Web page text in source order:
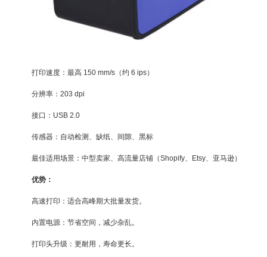
打印速度：最高 150 mm/s（约 6 ips）
分辨率：203 dpi
接口：USB 2.0
传感器：自动检测、缺纸、间隙、黑标
最佳适用场景：中型卖家、高流量店铺（Shopify、Etsy、亚马逊）
优势：
高速打印：适合高峰期大批量发货。
内置电源：节省空间，减少杂乱。
打印头升级：更耐用，寿命更长。